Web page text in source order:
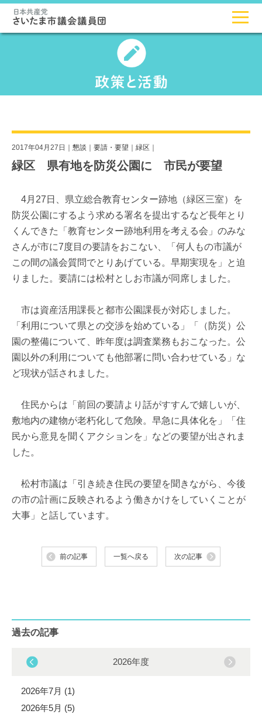
2017年04月27日｜ 懇談 要請・要望 緑区
緑区 県有地を防災公園に 市民が要望
4月27日、県立総合教育センター跡地（緑区三室）を
防災公園にするよう求める署名を提出するなど長年とり
くんできた「教育センター跡地利用を考える会」のみな
さんが市に7度目の要請をおこない、「何人もの市議が
この間の議会質問でとりあげている。早期実現を」と迫
りました。要請には松村としお市議が同席しました。
市は資産活用課長と都市公園課長が対応しました。
「利用について県との交渉を始めている」「（防災）公
園の整備について、昨年度は調査業務もおこなった。公
園以外の利用についても他部署に問い合わせている」な
ど現状が話されました。
住民からは「前回の要請より話がすすんで嬉しいが、
敷地内の建物が老朽化して危険。早急に具体化を」「住
民から意見を聞くアクションを」などの要望が出されま
した。
松村市議は「引き続き住民の要望を聞きながら、今後
の市の計画に反映されるよう働きかけをしていくことが
大事」と話しています。
前の記事 一覧へ戻る 次の記事
過去の記事
2026年度
2026年7月 (1)
2026年5月 (5)